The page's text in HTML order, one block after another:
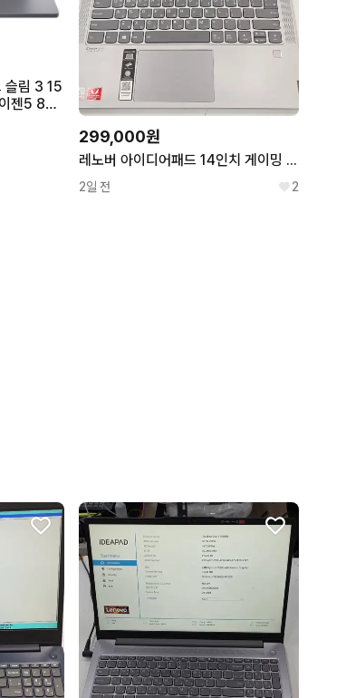
슬림 3 15
젠5 800
프리도
299,000원
레노버 아이디어패드 14인치 게이밍 노트북
2일 전 2